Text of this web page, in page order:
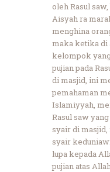
oleh Rasul
Aisyah ra
menghina
maka ketika di
kelompok
pujian pada
di masjid, ini
pemahaman
Islamiyyah,
Rasul saw
syair di masjid,
syair
lupa kepada
pujian atas